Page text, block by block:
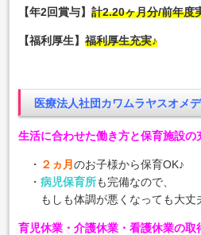
【年2回賞与】計2.20ヶ月分/前年度
【福利厚生】福利厚生充実♪
医療法人社団カワムラヤスオメ
生活に合わせた働き方と保育施設の
・ ２ヵ月のお子様から保育OK♪
・病児保育所も完備なので、
もしも体調が悪くなっても大丈
育児休業・介護休業・看護休業の取